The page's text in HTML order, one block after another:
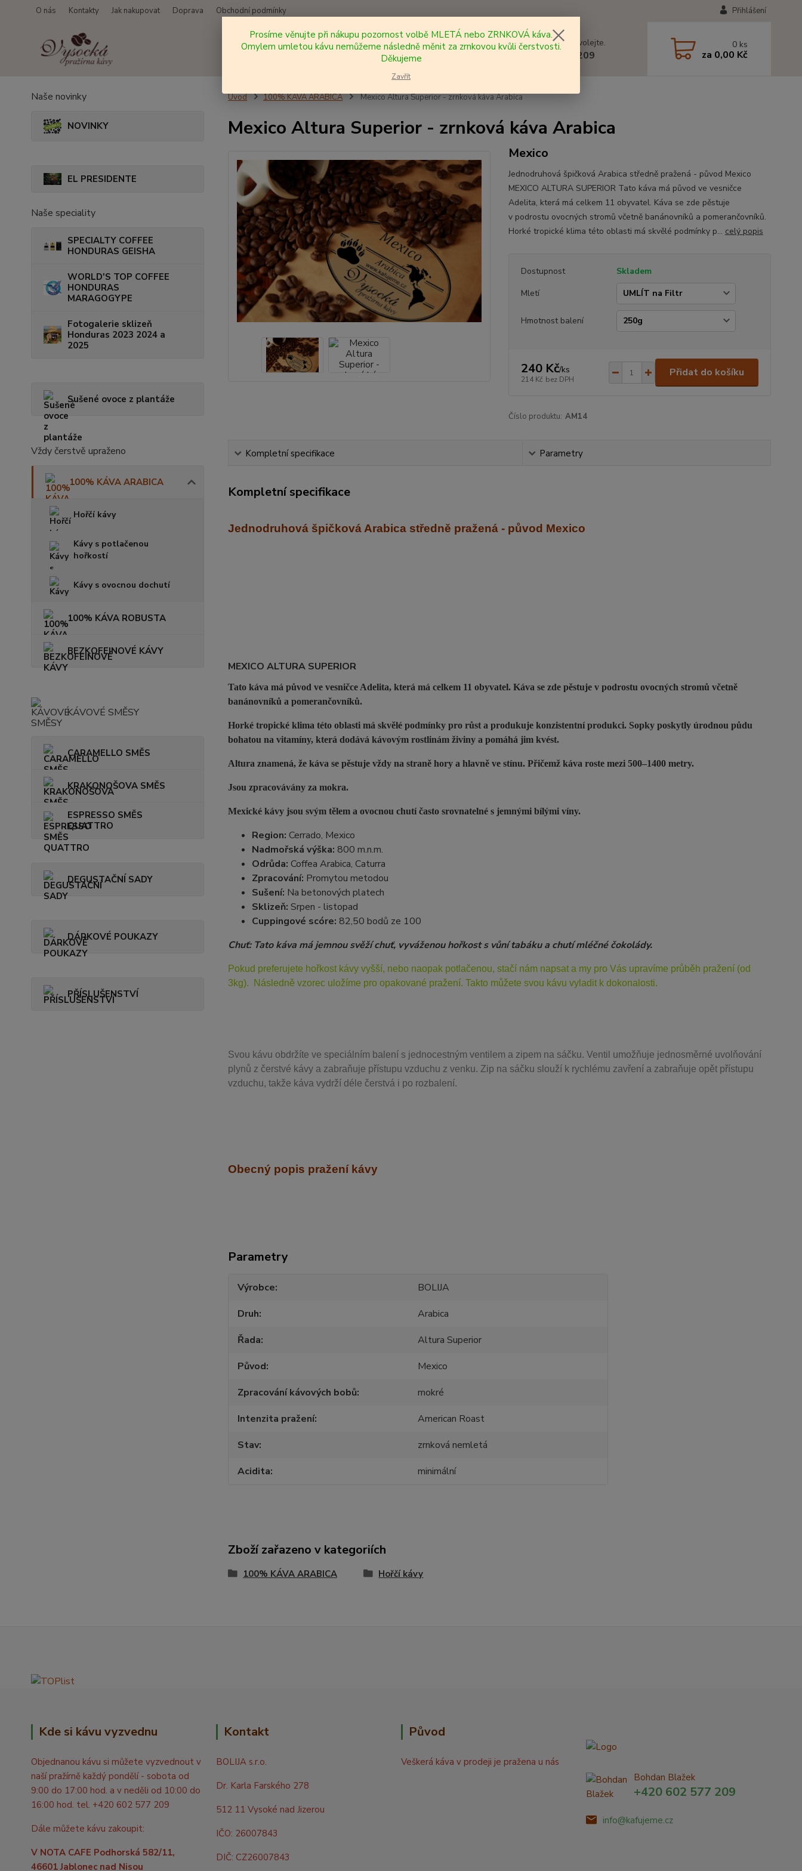
O nás Kontakty Jak nakupovat Doprava Obchodní podmínky Přihlášení
Hledat Nevíte si rady? Zavolejte.
+420 602 577 209
0 ks
za 0,00 Kč
Naše novinky
NOVINKY
EL PRESIDENTE
Naše speciality
SPECIALTY COFFEE
HONDURAS GEISHA
WORLD'S TOP COFFEE
HONDURAS
MARAGOGYPE
Fotogalerie sklizeň
Honduras 2023 2024 a
2025
Sušené ovoce z plantáže
Vždy čerstvě upraženo
100% KÁVA ARABICA
Hořčí kávy
Kávy s potlačenou
hořkostí
Kávy s ovocnou dochutí
100% KÁVA ROBUSTA
BEZKOFEINOVÉ KÁVY
KÁVOVÉ SMĚSY
CARAMELLO SMĚS
KRAKONOŠOVA SMĚS
ESPRESSO SMĚS
QUATTRO
DEGUSTAČNÍ SADY
DÁRKOVÉ POUKAZY
PŘÍSLUŠENSTVÍ
Úvod 100% KÁVA ARABICA Mexico Altura Superior - zrnková káva Arabica
Mexico Altura Superior - zrnková káva Arabica
Mexico
Jednodruhová špičková Arabica středně pražená - původ Mexico
MEXICO ALTURA SUPERIOR Tato káva má původ ve vesničce
Adelita, která má celkem 11 obyvatel. Káva se zde pěstuje
v podrostu ovocných stromů včetně banánovníků a pomerančovníků.
Horké tropické klima této oblasti má skvělé podmínky p... celý popis
Dostupnost
Skladem
Mletí
Hmotnost balení
240 Kč/ks
214 Kč bez DPH
Přidat do košíku
Číslo produktu: AM14
Kompletní specifikace Parametry
Kompletní specifikace
Jednodruhová špičková Arabica středně pražená - původ Mexico
MEXICO ALTURA SUPERIOR
Tato káva má původ ve vesničce Adelita, která má celkem 11 obyvatel. Káva se zde pěstuje v podrostu ovocných stromů včetně
banánovníků a pomerančovníků.
Horké tropické klima této oblasti má skvělé podmínky pro růst a produkuje konzistentní produkci. Sopky poskytly úrodnou půdu
bohatou na vitamíny, která dodává kávovým rostlinám živiny a pomáhá jim kvést.
Altura znamená, že káva se pěstuje vždy na straně hory a hlavně ve stínu. Přičemž káva roste mezi 500–1400 metry.
Jsou zpracovávány za mokra.
Mexické kávy jsou svým tělem a ovocnou chutí často srovnatelné s jemnými bílými víny.
Region: Cerrado, Mexico
Nadmořská výška: 800 m.n.m.
Odrůda: Coffea Arabica, Caturra
Zpracování: Promytou metodou
Sušení: Na betonových platech
Sklizeň: Srpen - listopad
Cuppingové scóre: 82,50 bodů ze 100
Chuť: Tato káva má jemnou svěží chuť, vyváženou hořkost s vůní tabáku a chutí mléčné čokolády.
Pokud preferujete hořkost kávy vyšší, nebo naopak potlačenou, stačí nám napsat a my pro Vás upravíme průběh pražení (od
3kg). Následně vzorec uložíme pro opakované pražení. Takto můžete svou kávu vyladit k dokonalosti.
Svou kávu obdržíte ve speciálním balení s jednocestným ventilem a zipem na sáčku. Ventil umožňuje jednosměrné uvolňování
plynů z čerstvé kávy a zabraňuje přístupu vzduchu z venku. Zip na sáčku slouží k rychlému zavření a zabraňuje opět přístupu
vzduchu, takže káva vydrží déle čerstvá i po rozbalení.
Obecný popis pražení kávy
Parametry
Výrobce
BOLIJA
Druh
Arabica
Řada
Altura Superior
Původ
Mexico
Zpracování kávových bobů
mokré
Intenzita pražení
American Roast
Stav
zrnková nemletá
Acidita
minimální
Zboží zařazeno v kategoriích
100% KÁVA ARABICA Hořčí kávy
Kde si kávu vyzvednu
Objednanou kávu si můžete vyzvednout v
naší pražírně každý pondělí - sobota od
9:00 do 17:00 hod. a v neděli od 10:00 do
16:00 hod. tel. +420 602 577 209
Dále můžete kávu zakoupit:
V NOTA CAFE Podhorská 582/11,
46601 Jablonec nad Nisou
Kontakt
BOLIJA s.r.o.
Dr. Karla Farského 278
512 11 Vysoké nad Jizerou
IČO: 26007843
DIČ: CZ26007843
Původ
Veškerá káva v prodeji je pražena u nás
Bohdan Blažek
+420 602 577 209
info@kafujeme.cz
Prosíme věnujte při nákupu pozornost volbě MLETÁ nebo ZRNKOVÁ káva.
Omylem umletou kávu nemůžeme následně měnit za zrnkovou kvůli čerstvosti.
Děkujeme
Zavřít